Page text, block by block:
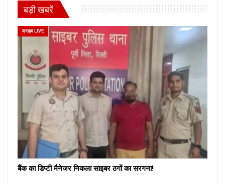
बड़ी खबरें
क्राइम LIVE
बैंक का डिप्टी मैनेजर निकला साइबर ठगों का सरगना!